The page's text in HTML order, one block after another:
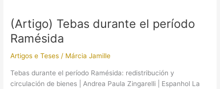
(Artigo) Tebas durante el período
Ramésida
Artigos e Teses / Márcia Jamille
Tebas durante el período Ramésida: redistribución y
circulación de bienes | Andrea Paula Zingarelli | Espanhol La